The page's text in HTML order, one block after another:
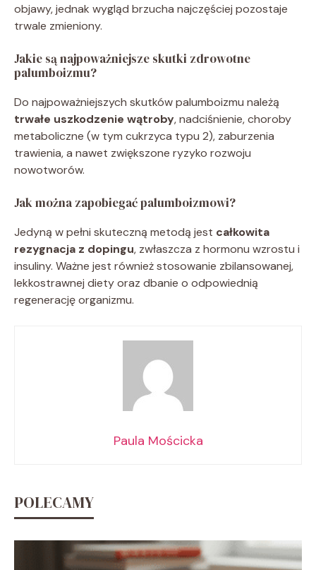
objawy, jednak wygląd brzucha najczęściej pozostaje
trwale zmieniony.
Jakie są najpoważniejsze skutki zdrowotne
palumboizmu?
Do najpoważniejszych skutków palumboizmu należą
trwałe uszkodzenie wątroby, nadciśnienie, choroby
metaboliczne (w tym cukrzyca typu 2), zaburzenia
trawienia, a nawet zwiększone ryzyko rozwoju
nowotworów.
Jak można zapobiegać palumboizmowi?
Jedyną w pełni skuteczną metodą jest całkowita
rezygnacja z dopingu, zwłaszcza z hormonu wzrostu i
insuliny. Ważne jest również stosowanie zbilansowanej,
lekkostrawnej diety oraz dbanie o odpowiednią
regenerację organizmu.
Paula Mościcka
POLECAMY